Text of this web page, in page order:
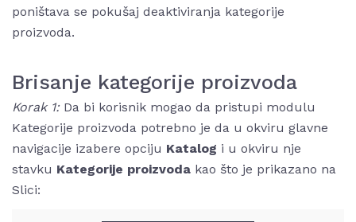
poništava se pokušaj deaktiviranja kategorije
proizvoda.
Brisanje kategorije proizvoda
Korak 1:Da bi korisnik mogao da pristupi modulu
Kategorije proizvoda potrebno je da u okviru glavne
navigacije izabere opciju Katalog i u okviru nje
stavku Kategorije proizvoda kao što je prikazano na
Slici: